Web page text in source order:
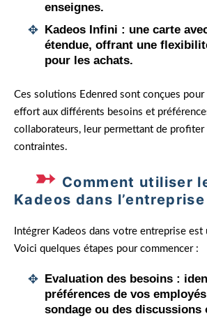
enseignes.
Kadeos Infini : une carte
étendue, offrant une
pour les achats.
Ces solutions Edenred sont conçues pour
effort aux différents besoins et
collaborateurs, leur permettant de profiter
contraintes.
Comment utiliser
Kadeos dans l’entreprise
Intégrer Kadeos dans votre entreprise est
Voici quelques étapes pour commencer :
Evaluation des besoins :
préférences de vos
sondage ou des discussions